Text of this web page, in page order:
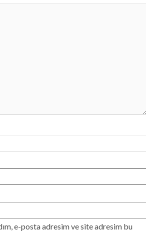
e-posta adresim ve site adresim bu